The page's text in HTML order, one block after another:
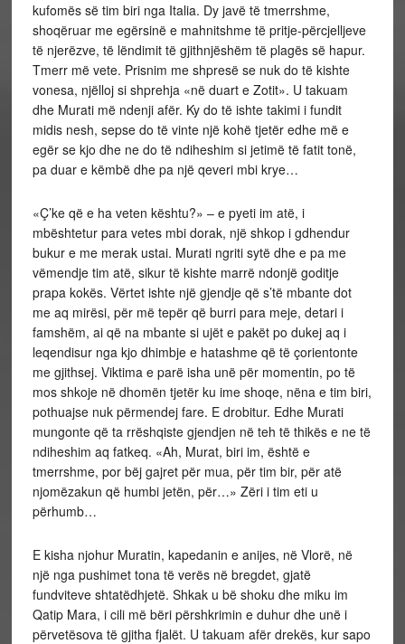
kufomës së tim biri nga Italia. Dy javë të tmerrshme,
shoqëruar me egërsinë e mahnitshme të pritje-përcjelljeve
të njerëzve, të lëndimit të gjithnjëshëm të plagës së hapur.
Tmerr më vete. Prisnim me shpresë se nuk do të kishte
vonesa, njëlloj si shprehja «në duart e Zotit». U takuam
dhe Murati më ndenji afër. Ky do të ishte takimi i fundit
midis nesh, sepse do të vinte një kohë tjetër edhe më e
egër se kjo dhe ne do të ndiheshim si jetimë të fatit tonë,
pa duar e këmbë dhe pa një qeveri mbi krye…
«Ç’ke që e ha veten kështu?» – e pyeti im atë, i
mbështetur para vetes mbi dorak, një shkop i gdhendur
bukur e me merak ustai. Murati ngriti sytë dhe e pa me
vëmendje tim atë, sikur të kishte marrë ndonjë goditje
prapa kokës. Vërtet ishte një gjendje që s’të mbante dot
me aq mirësi, për më tepër që burri para meje, detari i
famshëm, ai që na mbante si ujët e pakët po dukej aq i
leqendisur nga kjo dhimbje e hatashme që të çorientonte
me gjithsej. Viktima e parë isha unë për momentin, po të
mos shkoje në dhomën tjetër ku ime shoqe, nëna e tim biri,
pothuajse nuk përmendej fare. E drobitur. Edhe Murati
mungonte që ta rrëshqiste gjendjen në teh të thikës e ne të
ndiheshim aq fatkeq. «Ah, Murat, biri im, është e
tmerrshme, por bëj gajret për mua, për tim bir, për atë
njomëzakun që humbi jetën, për…» Zëri i tim eti u
përhumb…
E kisha njohur Muratin, kapedanin e anijes, në Vlorë, në
një nga pushimet tona të verës në bregdet, gjatë
fundviteve shtatëdhjetë. Shkak u bë shoku dhe miku im
Qatip Mara, i cili më bëri përshkrimin e duhur dhe unë i
përvetësova të gjitha fjalët. U takuam afër drekës, kur sapo